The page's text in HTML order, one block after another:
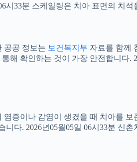
시33분 스케일링은 치아 표면의
공공 정보는 보건복지부 자료를 함께
해 확인하는 것이 가장 안전합니다.
염증이나 감염이 생겼을 때 치아를
다. 2026년05월05일 06시33분 신